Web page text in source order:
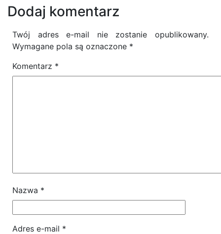
Dodaj komentarz
Twój adres e-mail nie zostanie opublikowany.
Wymagane pola są oznaczone *
Komentarz *
Nazwa *
Adres e-mail *